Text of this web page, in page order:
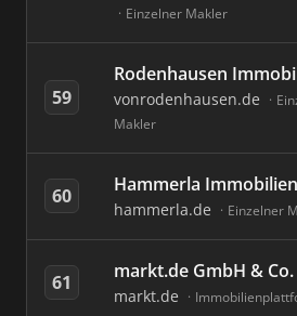
Einzelner Makler
59
Rodenhausen
vonrodenhausen.de
Makler
60 Hammerla
hammerla.de Einzelner
61 markt.de GmbH & Co.
markt.de